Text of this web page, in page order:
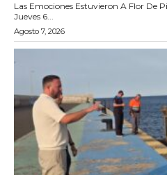
Las Emociones Estuvieron A Flor De
Jueves 6...
Agosto 7, 2026